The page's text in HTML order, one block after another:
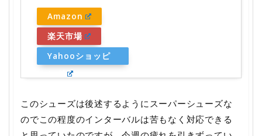
Amazon
楽天市場
Yahooショッピ
このシューズは後述するようにスーパーシューズな
のでこの程度のインターバルは苦もなく対応できる